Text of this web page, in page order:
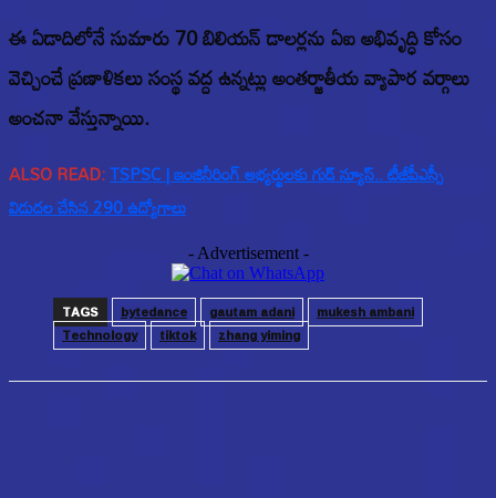
ఈ ఏడాదిలోనే సుమారు 70 బిలియన్ డాలర్లను ఏఐ అభివృద్ధి కోసం
వెచ్చించే ప్రణాళికలు సంస్థ వద్ద ఉన్నట్లు అంతర్జాతీయ వ్యాపార వర్గాలు
అంచనా వేస్తున్నాయి.
ALSO READ:TSPSC | ఇంజినీరింగ్ అభ్యర్థులకు గుడ్ న్యూస్.. టీజీపీఎస్సీ
విడుదల చేసిన 290 ఉద్యోగాలు
- Advertisement -
TAGS bytedance gautam adani
mukesh ambani
Technology
tiktok zhang yiming